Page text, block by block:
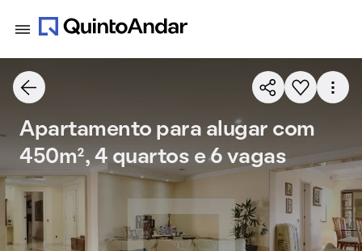
Apartamento para alugar com
450m², 4 quartos e 6 vagas